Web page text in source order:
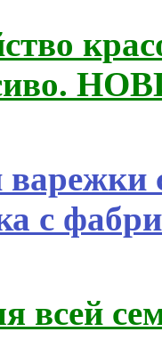
с
всей